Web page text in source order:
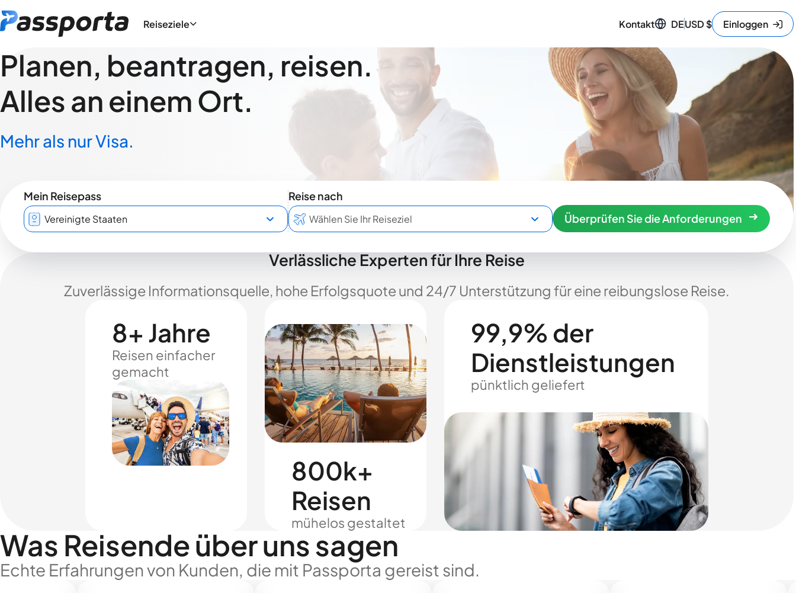
Reiseziele Kontakt DEUSD$ Einloggen
Planen, beantragen, reisen.
Alles an einem Ort.
Mehr als nur Visa.
Mein Reisepass
Reise nach
Überprüfen Sie die Anforderungen
Verlässliche Experten für Ihre Reise
Zuverlässige Informationsquelle, hohe Erfolgsquote und 24/7 Unterstützung für eine reibungslose Reise.
8+ Jahre
Reisen einfacher
gemacht
800k+
Reisen
mühelos gestaltet
99,9% der
Dienstleistungen
pünktlich geliefert
Was Reisende über uns sagen
Echte Erfahrungen von Kunden, die mit Passporta gereist sind.